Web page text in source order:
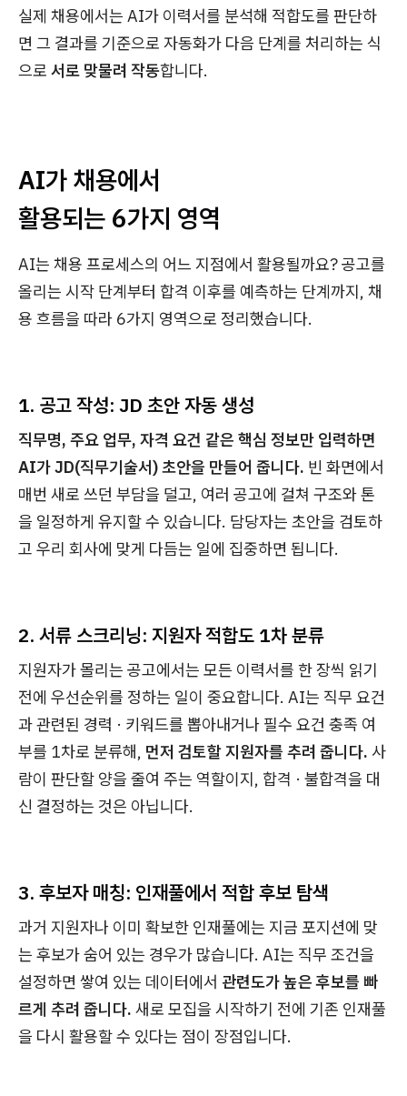
실제 채용에서는 AI가 이력서를 분석해 적합도를 판단하
면 그 결과를 기준으로 자동화가 다음 단계를 처리하는 식
으로 서로 맞물려 작동합니다.
AI가 채용에서
활용되는 6가지 영역
AI는 채용 프로세스의 어느 지점에서 활용될까요? 공고를
올리는 시작 단계부터 합격 이후를 예측하는 단계까지, 채
용 흐름을 따라 6가지 영역으로 정리했습니다.
1. 공고 작성: JD 초안 자동 생성
직무명, 주요 업무, 자격 요건 같은 핵심 정보만 입력하면
AI가 JD(직무기술서) 초안을 만들어 줍니다. 빈 화면에서
매번 새로 쓰던 부담을 덜고, 여러 공고에 걸쳐 구조와 톤
을 일정하게 유지할 수 있습니다. 담당자는 초안을 검토하
고 우리 회사에 맞게 다듬는 일에 집중하면 됩니다.
2. 서류 스크리닝: 지원자 적합도 1차 분류
지원자가 몰리는 공고에서는 모든 이력서를 한 장씩 읽기
전에 우선순위를 정하는 일이 중요합니다. AI는 직무 요건
과 관련된 경력 · 키워드를 뽑아내거나 필수 요건 충족 여
부를 1차로 분류해, 먼저 검토할 지원자를 추려 줍니다. 사
람이 판단할 양을 줄여 주는 역할이지, 합격 · 불합격을 대
신 결정하는 것은 아닙니다.
3. 후보자 매칭: 인재풀에서 적합 후보 탐색
과거 지원자나 이미 확보한 인재풀에는 지금 포지션에 맞
는 후보가 숨어 있는 경우가 많습니다. AI는 직무 조건을
설정하면 쌓여 있는 데이터에서 관련도가 높은 후보를 빠
르게 추려 줍니다. 새로 모집을 시작하기 전에 기존 인재풀
을 다시 활용할 수 있다는 점이 장점입니다.